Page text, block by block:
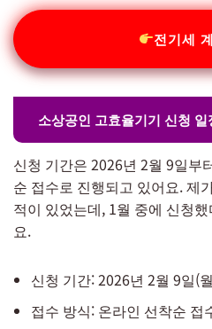
전기세
소상공인 고효율기기 신청 일
신청 기간은 2026년 2월 9일부
순 접수로 진행되고 있어요. 제
적이 있었는데, 1월 중에 신청
요.
신청 기간: 2026년 2월 9일(
접수 방식: 온라인 선착순 접